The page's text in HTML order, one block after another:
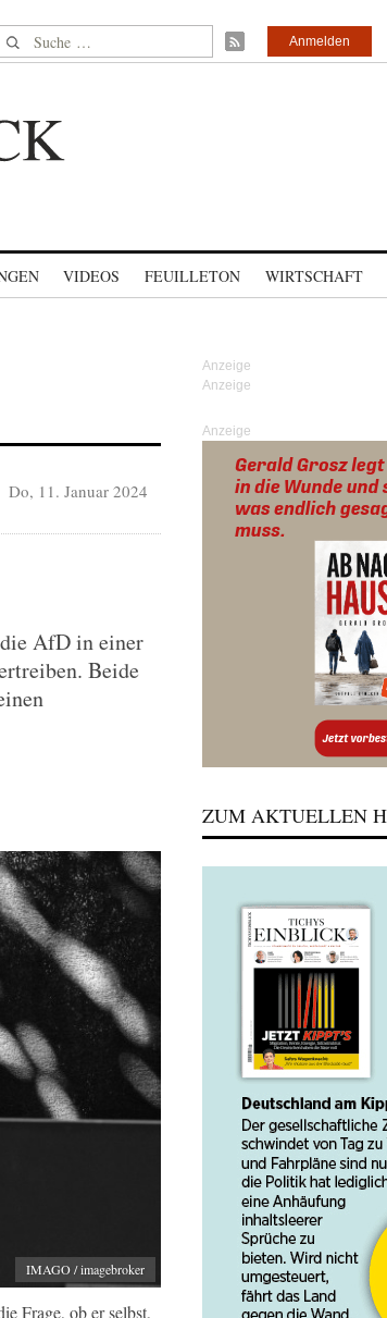
Suche nach: Anmelden
VIDEOS FEUILLETON WIRTSCHAFT
Do, 11. Januar 2024
AfD in einer
Beide
IMAGO / imagebroker
Frage, ob er selbst,
Anzeige
ZUM AKTUELLEN